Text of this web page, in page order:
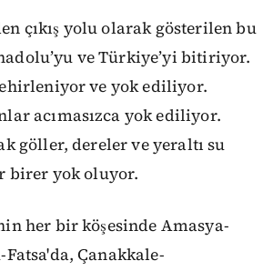
çıkış yolu olarak gösterilen bu
ve Türkiye’yi bitiriyor.
ve yok ediliyor.
acımasızca yok ediliyor.
göller, dereler ve yeraltı su
birer yok oluyor.
her bir köşesinde Amasya-
Fatsa'da, Çanakkale-